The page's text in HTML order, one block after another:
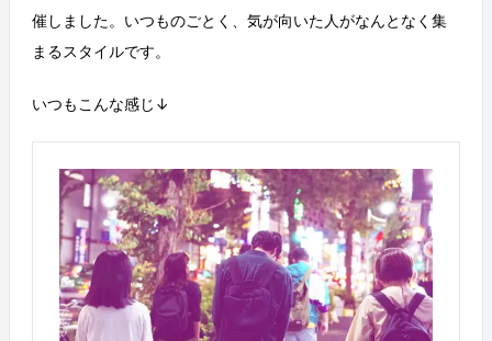
催しました。いつものごとく、気が向いた人がなんとなく集
まるスタイルです。
いつもこんな感じ↓